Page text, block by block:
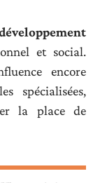
et social.
encore
spécialisées,
la place de